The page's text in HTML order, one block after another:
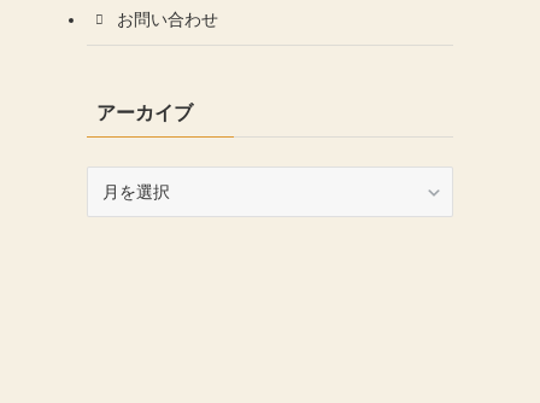
お問い合わせ
アーカイブ